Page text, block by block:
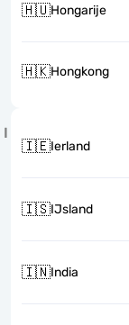
🇭🇺Hongarije
🇭🇰Hongkong
I
🇮🇪Ierland
🇮🇸IJsland
🇮🇳India